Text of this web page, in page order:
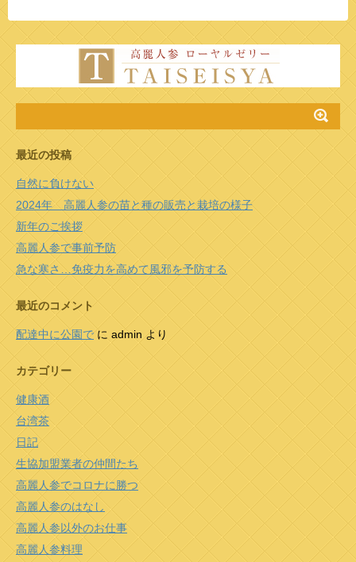
最近の投稿
自然に負けない
2024年 高麗人参の苗と種の販売と栽培の様子
新年のご挨拶
高麗人参で事前予防
急な寒さ…免疫力を高めて風邪を予防する
最近のコメント
配達中に公園で に admin より
カテゴリー
健康酒
台湾茶
日記
生協加盟業者の仲間たち
高麗人参でコロナに勝つ
高麗人参のはなし
高麗人参以外のお仕事
高麗人参料理